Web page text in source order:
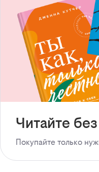
Читайте
Покупайте только